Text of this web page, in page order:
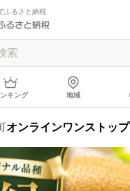
ふるさと納税
キング 地域
オンラインワンストッ